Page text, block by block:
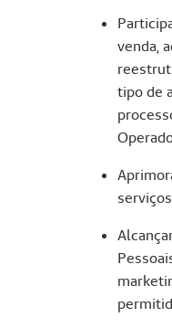
venda,
tipo de